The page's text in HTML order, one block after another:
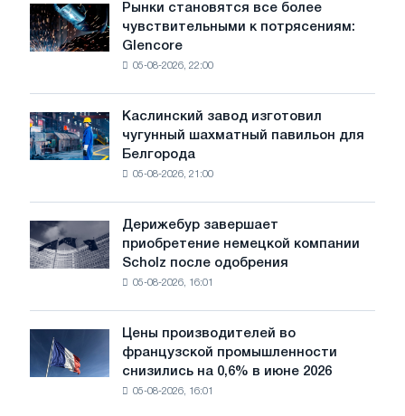
металочерепицю
Рынки
становятся
все
потрясениям:
Glencore
Рынки становятся все более
чувствительными к потрясениям:
Glencore
05-08-2026, 22:00
Каслинский
завод
изготовил
для
Белгорода
Каслинский завод изготовил
чугунный шахматный павильон для
Белгорода
05-08-2026, 21:00
Дерижебур
завершает
приобретение
после
одобрения
Европейской
Дерижебур завершает
приобретение немецкой компании
Scholz после одобрения
05-08-2026, 16:01
Цены
производителей
во
Цены производителей во
французской промышленности
снизились на 0,6% в июне 2026
05-08-2026, 16:01